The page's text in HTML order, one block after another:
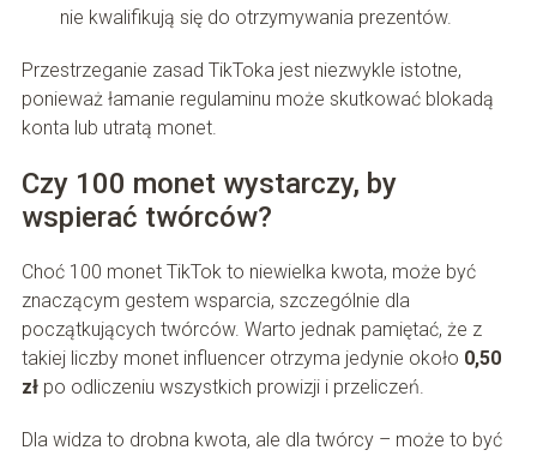
nie kwalifikują się do otrzymywania prezentów.
Przestrzeganie zasad TikToka jest niezwykle istotne,
ponieważ łamanie regulaminu może skutkować blokadą
konta lub utratą monet.
Czy 100 monet wystarczy, by
wspierać twórców?
Choć 100 monet TikTok to niewielka kwota, może być
znaczącym gestem wsparcia, szczególnie dla
początkujących twórców. Warto jednak pamiętać, że z
takiej liczby monet influencer otrzyma jedynie około 0,50
złpo odliczeniu wszystkich prowizji i przeliczeń.
Dla widza to drobna kwota, ale dla twórcy – może to być